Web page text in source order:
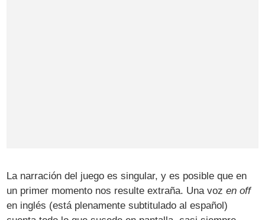
La narración del juego es singular, y es posible que en
un primer momento nos resulte extraña. Una vozen off
en inglés (está plenamente subtitulado al español)